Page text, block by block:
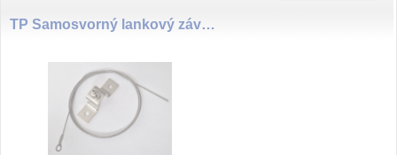
TP Samosvorný lankový závěs, délka 1.5m